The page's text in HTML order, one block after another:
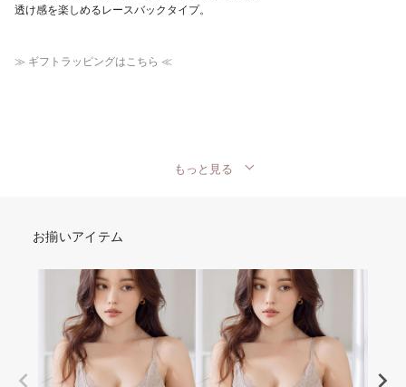
透け感を楽しめるレースバックタイプ。
≫ ギフトラッピングはこちら ≪
もっと見る
お揃いアイテム